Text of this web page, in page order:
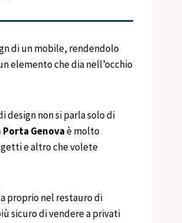
di un mobile, rendendolo
elemento che dia nell’occhio
design non si parla solo di
Porta Genovaè molto
e altro che volete
proprio nel restauro di
sicuro di vendere a privati